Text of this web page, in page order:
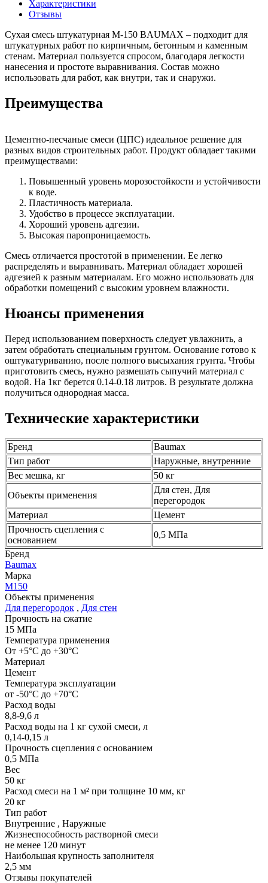
Характеристики
Отзывы
Сухая смесь штукатурная М-150 BAUMAX – подходит для
штукатурных работ по кирпичным, бетонным и каменным
стенам. Материал пользуется спросом, благодаря легкости
нанесения и простоте выравнивания. Состав можно
использовать для работ, как внутри, так и снаружи.
Преимущества
Цементно-песчаные смеси (ЦПС) идеальное решение для
разных видов строительных работ. Продукт обладает такими
преимуществами:
Повышенный уровень морозостойкости и устойчивости
к воде.
Пластичность материала.
Удобство в процессе эксплуатации.
Хороший уровень адгезии.
Высокая паропроницаемость.
Смесь отличается простотой в применении. Ее легко
распределять и выравнивать. Материал обладает хорошей
адгезией к разным материалам. Его можно использовать для
обработки помещений с высоким уровнем влажности.
Нюансы применения
Перед использованием поверхность следует увлажнить, а
затем обработать специальным грунтом. Основание готово к
оштукатуриванию, после полного высыхания грунта. Чтобы
приготовить смесь, нужно размешать сыпучий материал с
водой. На 1кг берется 0.14-0.18 литров. В результате должна
получиться однородная масса.
Технические характеристики
Бренд
Baumax
Тип работ
Наружные, внутренние
Вес мешка, кг
50 кг
Объекты применения
Для стен, Для
перегородок
Материал
Цемент
Прочность сцепления с
основанием
0,5 МПа
Бренд
Baumax
Марка
М150
Объекты применения
Для перегородок , Для стен
Прочность на сжатие
15 МПа
Температура применения
От +5°С до +30°С
Материал
Цемент
Температура эксплуатации
от -50°С до +70°С
Расход воды
8,8-9,6 л
Расход воды на 1 кг сухой смеси, л
0,14-0,15 л
Прочность сцепления с основанием
0,5 МПа
Вес
50 кг
Расход смеси на 1 м² при толщине 10 мм, кг
20 кг
Тип работ
Внутренние , Наружные
Жизнеспособность растворной смеси
не менее 120 минут
Наибольшая крупность заполнителя
2,5 мм
Отзывы покупателей